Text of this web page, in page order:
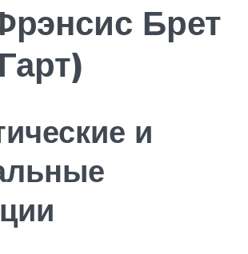
Брет
и